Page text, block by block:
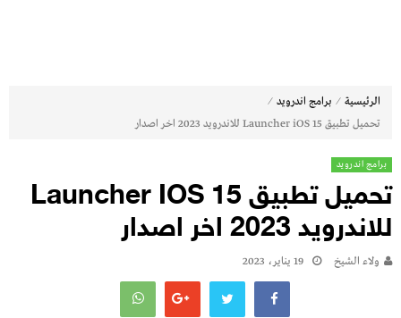
الرئيسية ⁄ برامج اندرويد ⁄
تحميل تطبيق Launcher iOS 15 للاندرويد 2023 اخر اصدار ‏
برامج اندرويد
تحميل تطبيق Launcher IOS 15
للاندرويد 2023 اخر اصدار ‏
ولاء الشيخ 19 يناير، 2023